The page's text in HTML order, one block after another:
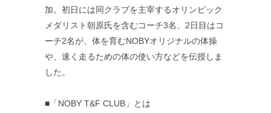
加。初日には同クラブを主宰するオリンピック
メダリスト朝原氏を含むコーチ3名、2日目はコ
ーチ2名が、体を育むNOBYオリジナルの体操
や、速く走るための体の使い方などを伝授しま
した。
■「NOBY T&F CLUB」とは